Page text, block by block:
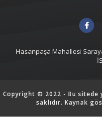
Hasanpaşa Mahallesi
Copyright © 2022 - Bu sitede
saklıdır. Kaynak